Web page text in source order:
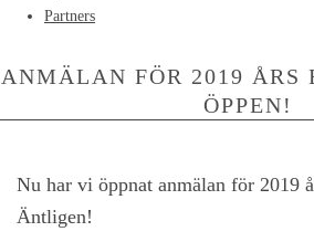
Partners
ANMÄLAN FÖR 2019 ÅRS
ÖPPEN!
Nu har vi öppnat anmälan för 2019
Äntligen!